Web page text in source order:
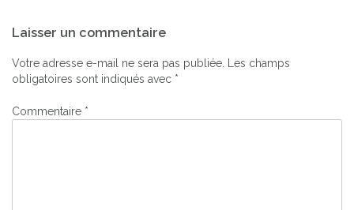
de
l’article
Laisser un commentaire
Votre adresse e-mail ne sera pas publiée. Les champs
obligatoires sont indiqués avec *
Commentaire *